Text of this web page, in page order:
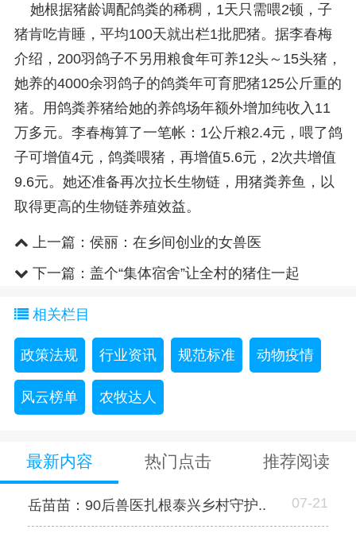
她根据猪龄调配鸽粪的稀稠，1天只需喂2顿，子
猪肯吃肯睡，平均100天就出栏1批肥猪。据李春梅
介绍，200羽鸽子不另用粮食年可养12头～15头猪，
她养的4000余羽鸽子的鸽粪年可育肥猪125公斤重的
猪。用鸽粪养猪给她的养鸽场年额外增加纯收入11
万多元。李春梅算了一笔帐：1公斤粮2.4元，喂了鸽
子可增值4元，鸽粪喂猪，再增值5.6元，2次共增值
9.6元。她还准备再次拉长生物链，用猪粪养鱼，以
取得更高的生物链养殖效益。
上一篇： 侯丽：在乡间创业的女兽医
下一篇： 盖个“集体宿舍”让全村的猪住一起
相关栏目
政策法规 行业资讯 规范标准 动物疫情
风云榜单 农牧达人
最新内容 热门点击 推荐阅读
岳苗苗：90后兽医扎根泰兴乡村守护.. 07-21